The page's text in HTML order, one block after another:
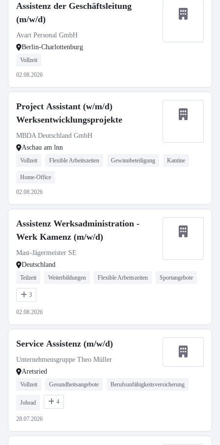
Assistenz der Geschäftsleitung
(m/w/d)
Avart Personal GmbH
Berlin-Charlottenburg
Vollzeit
02.08.2026
Project Assistant (w/m/d)
Werksentwicklungsprojekte
MBDA Deutschland GmbH
Aschau am lnn
Vollzeit Flexible Arbeitszeiten Gewinnbeteiligung Kantine
Home-Office
02.08.2026
Assistenz Werksadministration -
Werk Kamenz (m/w/d)
Mast-Jägermeister SE
Deutschland
Teilzeit Weiterbildungen Flexible Arbeitszeiten Sportangebote
3
02.08.2026
Service Assistenz (m/w/d)
Unternehmensgruppe Theo Müller
Aretsried
Vollzeit Gesundheitsangebote Berufsunfähigkeitsversicherung
Jobrad 4
28.07.2026